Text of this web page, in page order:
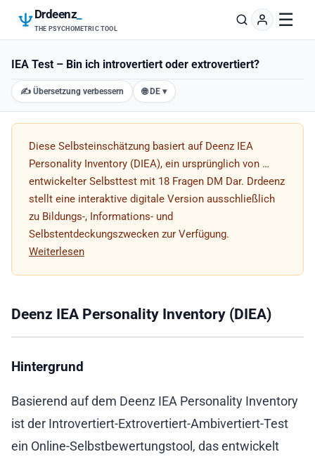
Drdeenz
THE PSYCHOMETRIC TOOL ☰
IEA Test – Bin ich introvertiert oder extrovertiert?
✍️ Übersetzung verbessern 🌐 DE ▾
Diese Selbsteinschätzung basiert auf Deenz IEA
Personality Inventory (DIEA), ein ursprünglich von …
entwickelter Selbsttest mit 18 Fragen DM Dar. Drdeenz
stellt eine interaktive digitale Version ausschließlich
zu Bildungs-, Informations- und
Selbstentdeckungszwecken zur Verfügung.
Weiterlesen
Deenz IEA Personality Inventory (DIEA)
Hintergrund
Basierend auf dem Deenz IEA Personality Inventory
ist der Introvertiert-Extrovertiert-Ambivertiert-Test
ein Online-Selbstbewertungstool, das entwickelt